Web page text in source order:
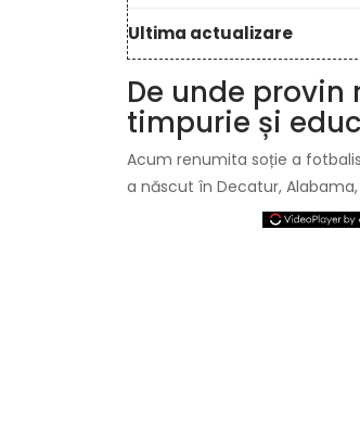
Ultima actualizare
De unde
timpurie și
Acum renumita soție a
a născut în Decatur,